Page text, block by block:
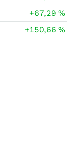
+67,29%
+150,66%